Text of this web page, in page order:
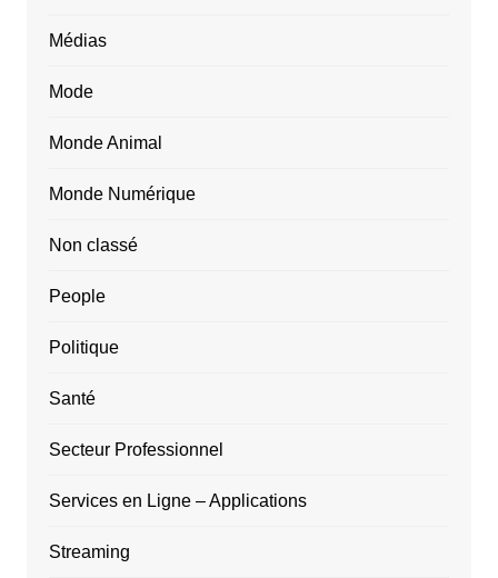
Médias
Mode
Monde Animal
Monde Numérique
Non classé
People
Politique
Santé
Secteur Professionnel
Services en Ligne – Applications
Streaming